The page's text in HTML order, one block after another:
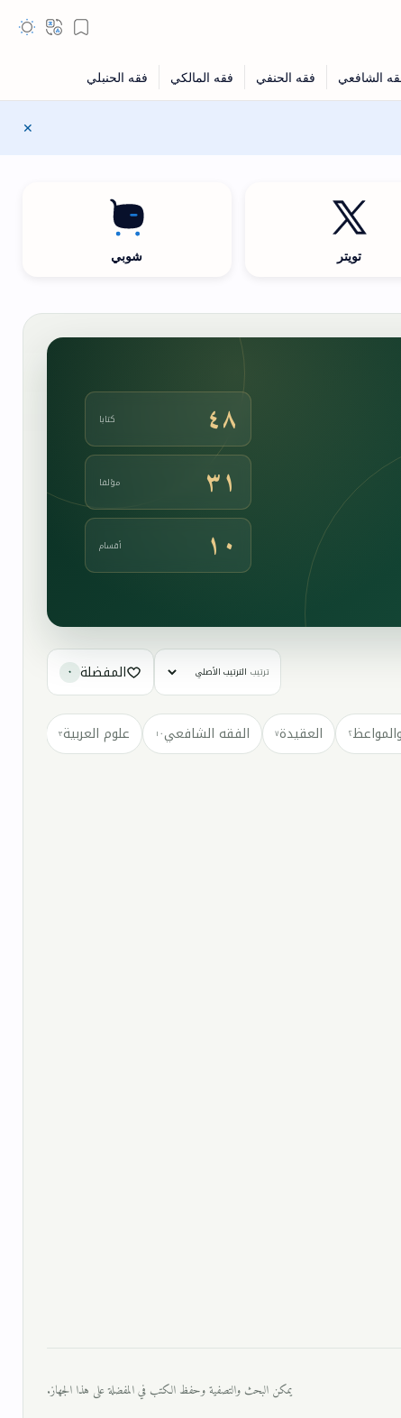
تويتر شوبي
٤٨ كتابا
٣١ مؤلفا
١٠ أقسام
ترتيب المفضلة ٠
٢ العقيدة٧ الفقه الشافعي١٠ علوم العربية٣
يمكن البحث والتصفية وحفظ الكتب في المفضلة على هذا الجهاز.